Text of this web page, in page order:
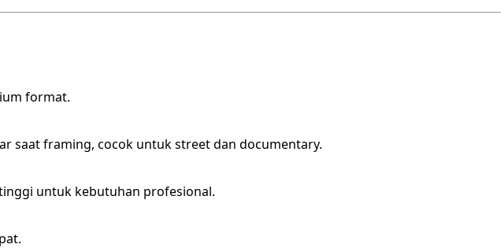
format.
saat framing, cocok untuk street dan documentary.
untuk kebutuhan profesional.